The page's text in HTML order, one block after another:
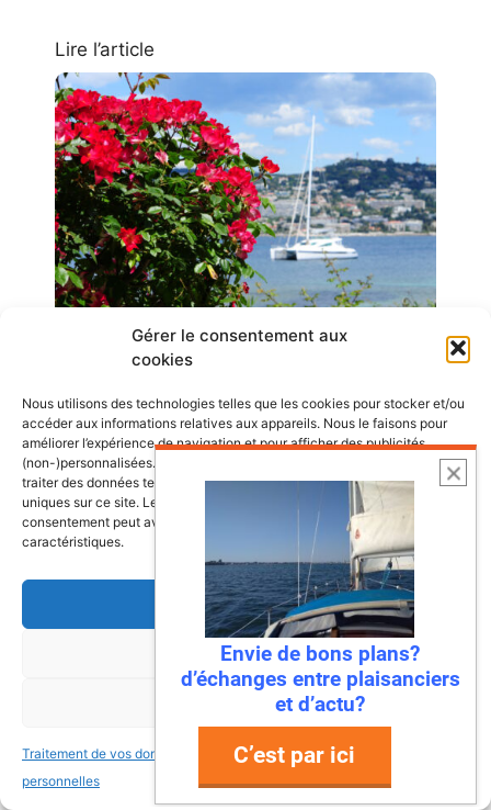
Gérer le consentement aux
cookies
Nous utilisons des technologies telles que les cookies pour stocker et/ou
accéder aux informations relatives aux appareils. Nous le faisons pour
améliorer l’expérience de navigation et pour afficher des publicités
(non-)personnalisées. Consentir à ces technologies nous autorisera à
traiter des données telles que le comportement de navigation ou les ID
uniques sur ce site. Le fait de ne pas consentir ou de retirer son
consentement peut avoir un effet négatif sur certaines fonctonnalités et
caractéristiques.
Accepter
Refuser
Voir les préférences
Traitement de vos données
personnelles
Traitement de vos données
personnelles
Lire l’article
22 juillet 2026
Mandelieu-La Napoule : la première
ville à dire « stop » aux déchets en
mer !
Ah, la Méditerranée… Ses eaux turquoise, ses
plages de rêve, et… ses déchets ? Eh bien,
ça, c’était avant ! Parce que Mandelieu-La
Lire l’article
Envie de bons plans?
d’échanges entre plaisanciers
et d’actu?
C’est par ici